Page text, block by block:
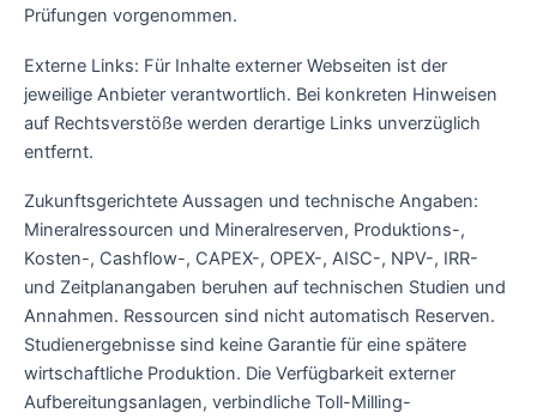
Prüfungen vorgenommen.
Externe Links: Für Inhalte externer Webseiten ist der
jeweilige Anbieter verantwortlich. Bei konkreten Hinweisen
auf Rechtsverstöße werden derartige Links unverzüglich
entfernt.
Zukunftsgerichtete Aussagen und technische Angaben:
Mineralressourcen und Mineralreserven, Produktions-,
Kosten-, Cashflow-, CAPEX-, OPEX-, AISC-, NPV-, IRR-
und Zeitplanangaben beruhen auf technischen Studien und
Annahmen. Ressourcen sind nicht automatisch Reserven.
Studienergebnisse sind keine Garantie für eine spätere
wirtschaftliche Produktion. Die Verfügbarkeit externer
Aufbereitungsanlagen, verbindliche Toll-Milling-